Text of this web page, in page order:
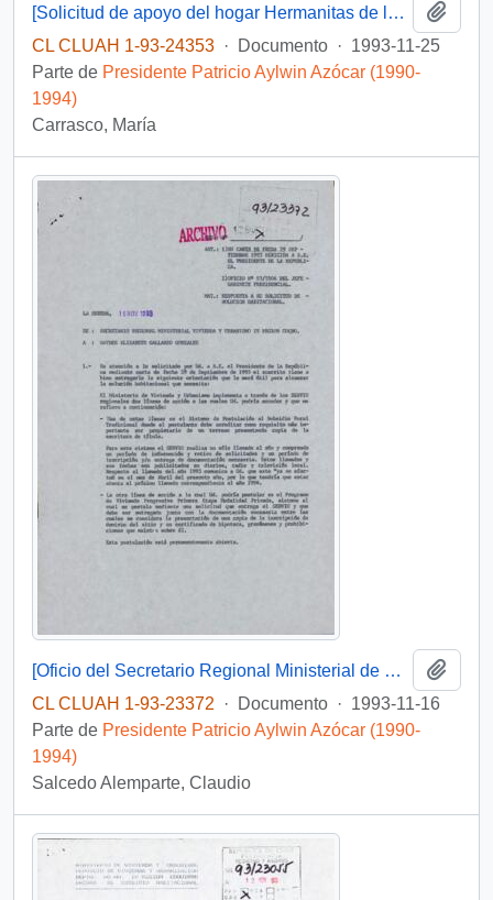
[Solicitud de apoyo del hogar Hermanitas de los Ancianos Desamparados dirigida al Presidente Patricio Aylwin]
CL CLUAH 1-93-24353 · Documento · 1993-11-25
Parte de Presidente Patricio Aylwin Azócar (1990-
1994)
Carrasco, María
[Oficio del Secretario Regional Ministerial de Vivienda y Urbanismo de la Región Coquimbo mediante el cual da respuesta a solicitud de solución habitacional]
CL CLUAH 1-93-23372
· Documento · 1993-11-16
Parte de Presidente Patricio Aylwin Azócar (1990-
1994)
Salcedo Alemparte, Claudio